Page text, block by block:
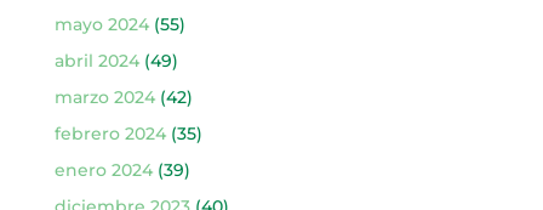
mayo 2024(55)
abril 2024(49)
marzo 2024(42)
febrero 2024(35)
enero 2024(39)